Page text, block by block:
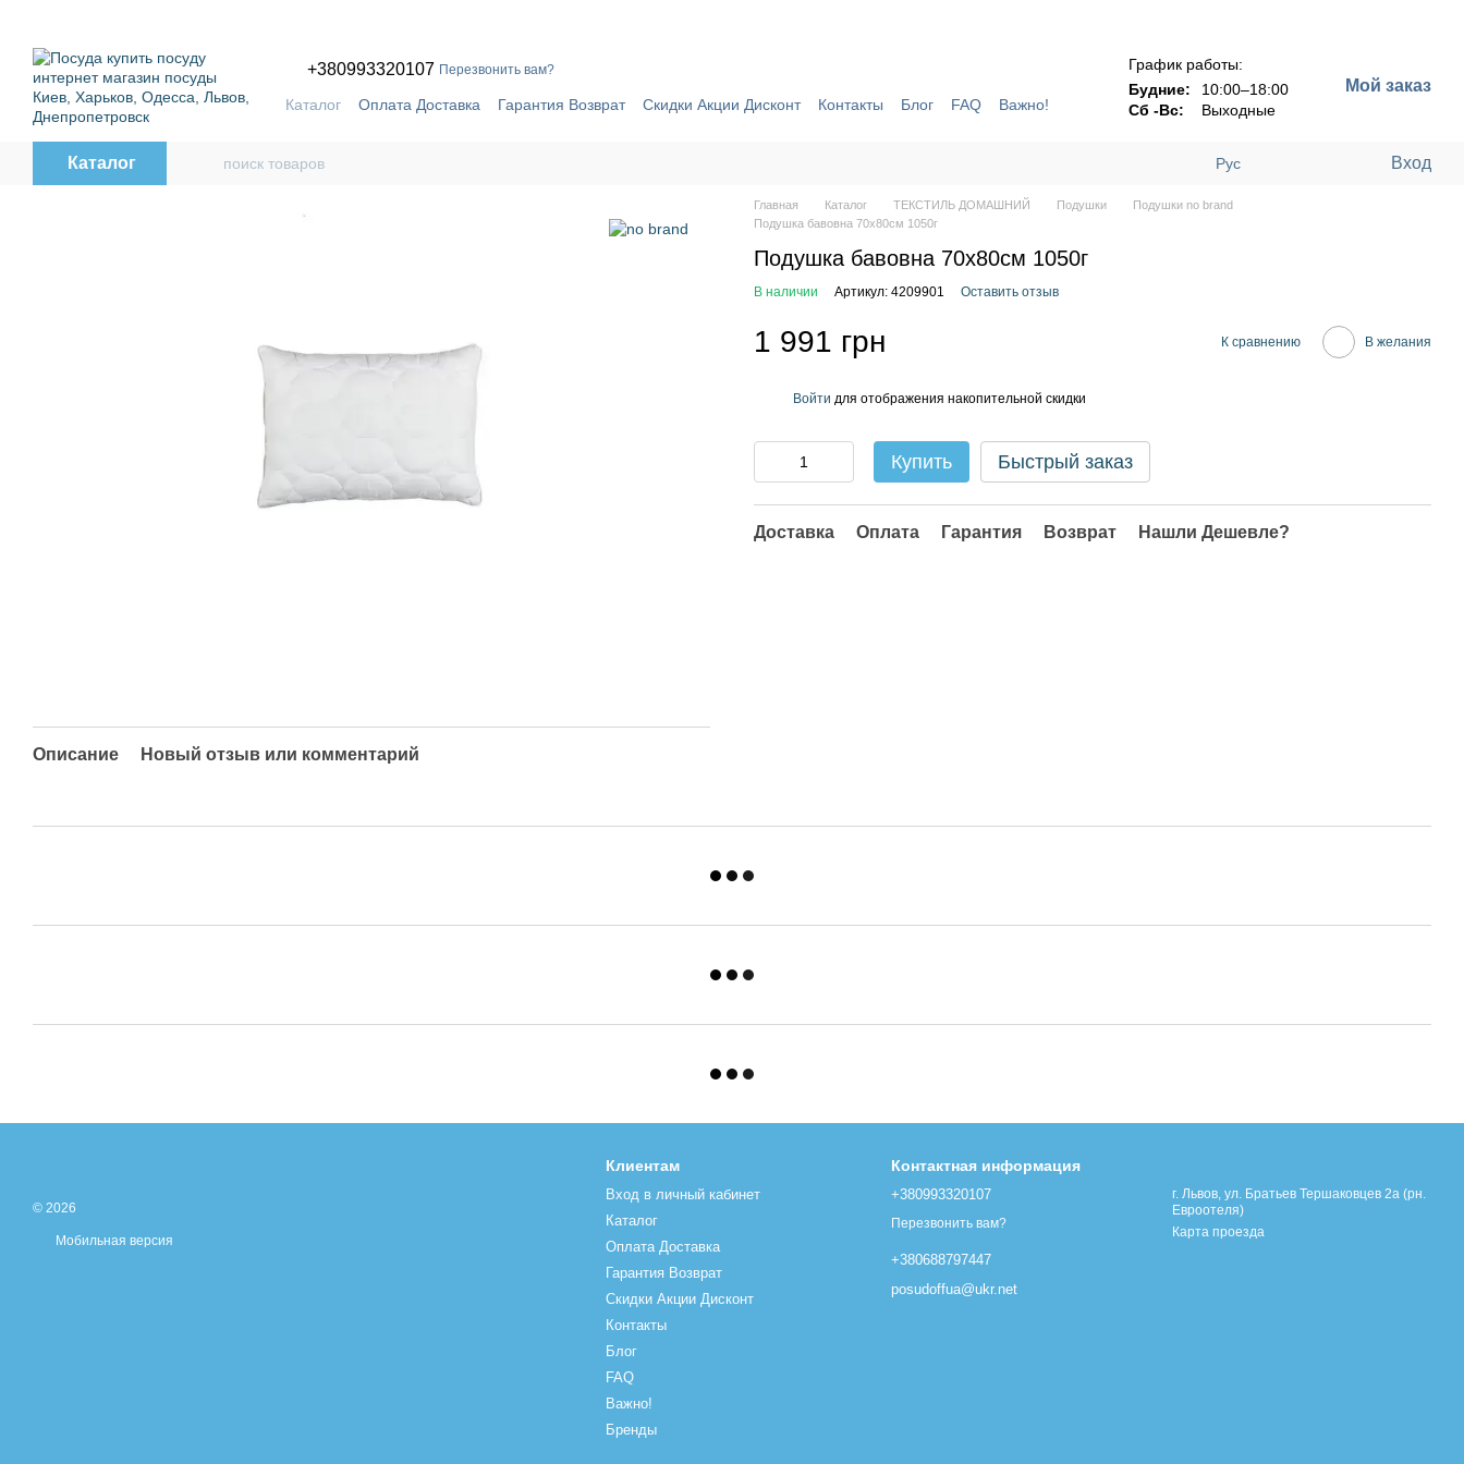
+380993320107 Перезвонить вам?
Каталог Оплата Доставка Гарантия Возврат Скидки Акции Дисконт Контакты Блог FAQ
Важно!
График работы:
Будние:
10:00–18:00
Сб -Вс:
Выходные
Мой заказ
Каталог Рус Вход
Описание Новый отзыв или комментарий
Главная Каталог ТЕКСТИЛЬ ДОМАШНИЙ Подушки
Подушки no brand
Подушка бавовна 70x80см 1050г
Подушка бавовна 70x80см 1050г
В наличии Артикул: 4209901 Оставить отзыв
1 991 грн К сравнению В желания
Войти для отображения накопительной скидки
Купить Быстрый заказ
Доставка Оплата Гарантия Возврат Нашли Дешевле?
© 2026
Мобильная версия
Клиентам
Вход в личный кабинет
Каталог
Оплата Доставка
Гарантия Возврат
Скидки Акции Дисконт
Контакты
Блог
FAQ
Важно!
Бренды
Контактная информация
+380993320107
Перезвонить вам?
+380688797447
posudoffua@ukr.net
г. Львов, ул. Братьев Тершаковцев 2а (рн.
Евроотеля)
Карта проезда